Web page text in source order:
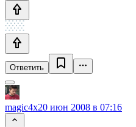
Ответить
magic4x20 июн 2008 в 07:16